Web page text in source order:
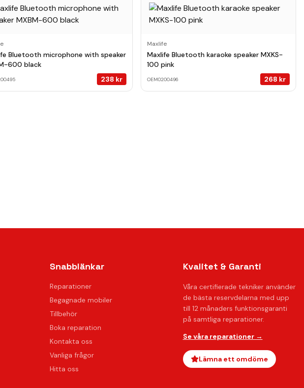
Bluetooth microphone with speaker
600 black
238 kr
Maxlife
Maxlife Bluetooth karaoke speaker MXKS-
100 pink
OEM0200496 268 kr
Snabblänkar
Reparationer
Begagnade mobiler
Tillbehör
Boka reparation
Kontakta oss
Vanliga frågor
Hitta oss
Kvalitet & Garanti
Våra certifierade tekniker använder
de bästa reservdelarna med upp
till 12 månaders funktionsgaranti
på samtliga reparationer.
Se våra reparationer →
Lämna ett omdöme